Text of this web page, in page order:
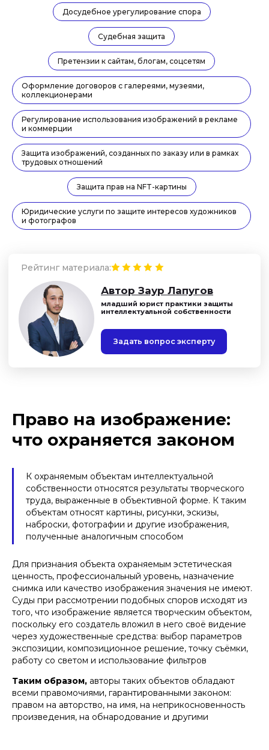
Досудебное урегулирование спора
Судебная защита
Претензии к сайтам, блогам, соцсетям
Оформление договоров с галереями, музеями,
коллекционерами
Регулирование использования изображений в рекламе
и коммерции
Защита изображений, созданных по заказу или в рамках
трудовых отношений
Защита прав на NFT-картины
Юридические услуги по защите интересов художников
и фотографов
Рейтинг материала:
Автор Заур Лапугов
младший юрист практики защиты
интеллектуальной собственности
Задать вопрос эксперту
Право на изображение:
что охраняется законом
К охраняемым объектам интеллектуальной
собственности относятся результаты творческого
труда, выраженные в объективной форме. К таким
объектам относят картины, рисунки, эскизы,
наброски, фотографии и другие изображения,
полученные аналогичным способом
Для признания объекта охраняемым эстетическая
ценность, профессиональный уровень, назначение
снимка или качество изображения значения не имеют.
Суды при рассмотрении подобных споров исходят из
того, что изображение является творческим объектом,
поскольку его создатель вложил в него своё видение
через художественные средства: выбор параметров
экспозиции, композиционное решение, точку съёмки,
работу со светом и использование фильтров
Таким образом, авторы таких объектов обладают
всеми правомочиями, гарантированными законом:
правом на авторство, на имя, на неприкосновенность
произведения, на обнародование и другими